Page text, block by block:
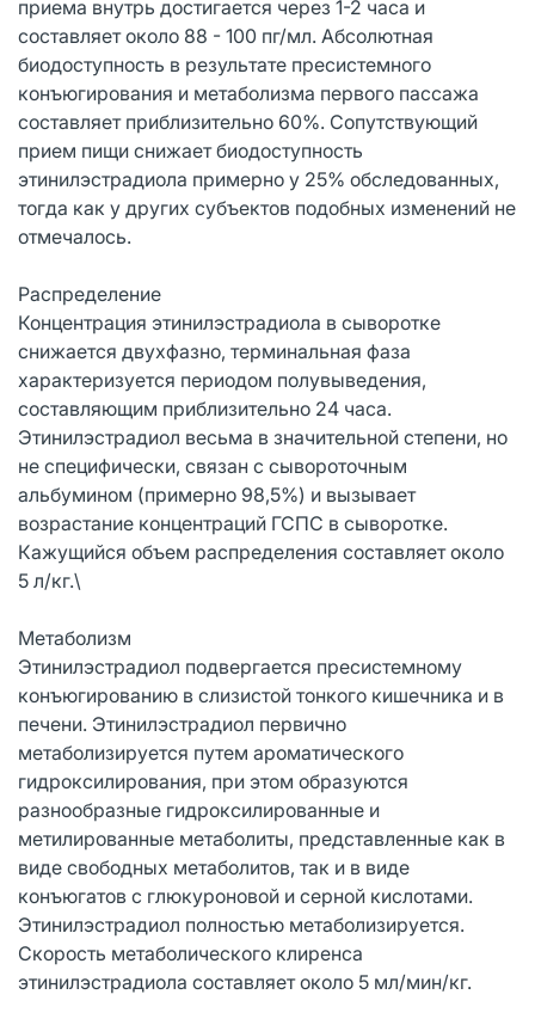
приема внутрь достигается через 1-2 часа и
составляет около 88 - 100 пг/мл. Абсолютная
биодоступность в результате пресистемного
конъюгирования и метаболизма первого пассажа
составляет приблизительно 60%. Сопутствующий
прием пищи снижает биодоступность
этинилэстрадиола примерно у 25% обследованных,
тогда как у других субъектов подобных изменений не
отмечалось.
Распределение
Концентрация этинилэстрадиола в сыворотке
снижается двухфазно, терминальная фаза
характеризуется периодом полувыведения,
составляющим приблизительно 24 часа.
Этинилэстрадиол весьма в значительной степени, но
не специфически, связан с сывороточным
альбумином (примерно 98,5%) и вызывает
возрастание концентраций ГСПС в сыворотке.
Кажущийся объем распределения составляет около
5 л/кг.\
Метаболизм
Этинилэстрадиол подвергается пресистемному
конъюгированию в слизистой тонкого кишечника и в
печени. Этинилэстрадиол первично
метаболизируется путем ароматического
гидроксилирования, при этом образуются
разнообразные гидроксилированные и
метилированные метаболиты, представленные как в
виде свободных метаболитов, так и в виде
конъюгатов с глюкуроновой и серной кислотами.
Этинилэстрадиол полностью метаболизируется.
Скорость метаболического клиренса
этинилэстрадиола составляет около 5 мл/мин/кг.